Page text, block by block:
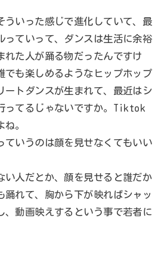
ういった感じで進化していて、最
っていって、ダンスは生活に余裕
れた人が踊る物だったんですけ
でも楽しめるようなヒップホップ
ートダンスが生まれて、最近はシ
ってるじゃないですか。Tiktok
。
ていうのは顔を見せなくてもいい
い人だとか、顔を見せると誰だか
踊れて、胸から下が映ればシャッ
、動画映えするという事で若者に